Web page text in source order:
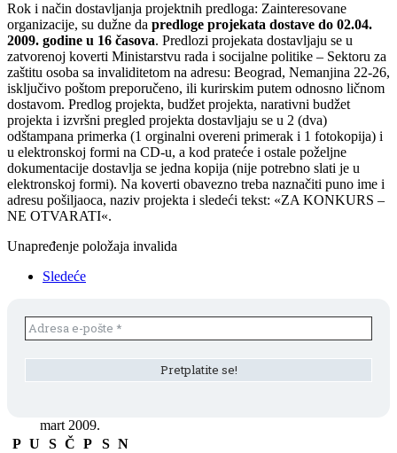
Rok i način dostavljanja projektnih predloga: Zainteresovane
organizacije, su dužne da predloge projekata dostave do 02.04.
2009. godine u 16 časova. Predlozi projekata dostavljaju se u
zatvorenoj koverti Ministarstvu rada i socijalne politike – Sektoru za
zaštitu osoba sa invaliditetom na adresu: Beograd, Nemanjina 22-26,
isključivo poštom preporučeno, ili kurirskim putem odnosno ličnom
dostavom. Predlog projekta, budžet projekta, narativni budžet
projekta i izvršni pregled projekta dostavljaju se u 2 (dva)
odštampana primerka (1 orginalni overeni primerak i 1 fotokopija) i
u elektronskoj formi na CD-u, a kod prateće i ostale poželjne
dokumentacije dostavlja se jedna kopija (nije potrebno slati je u
elektronskoj formi). Na koverti obavezno treba naznačiti puno ime i
adresu pošiljaoca, naziv projekta i sledeći tekst: «ZA KONKURS –
NE OTVARATI«.
Unapređenje položaja invalida
Sledeće
mart 2009.
P U S Č P S N